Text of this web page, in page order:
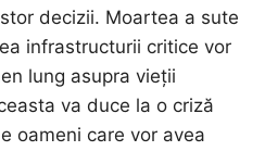
decizii. Moartea a sute
infrastructurii critice vor
lung asupra vieții
va duce la o criză
oameni care vor avea